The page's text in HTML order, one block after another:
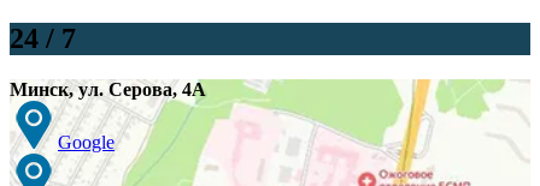
24 / 7
Минск,ул. Серова, 4А
Google